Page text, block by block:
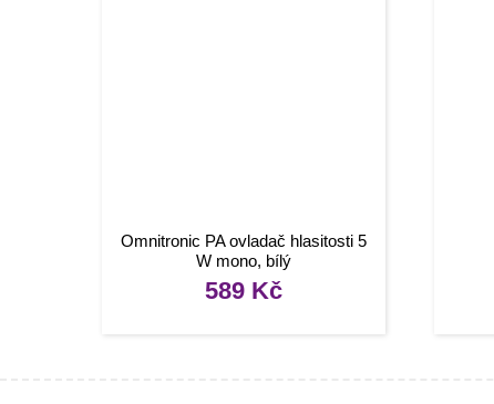
Omnitronic PA ovladač hlasitosti 5
W mono, bílý
589 Kč